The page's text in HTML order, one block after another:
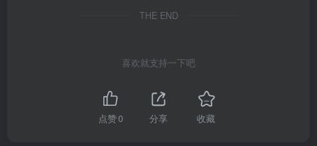
THE END
喜欢就支持一下吧
点赞0 分享 收藏